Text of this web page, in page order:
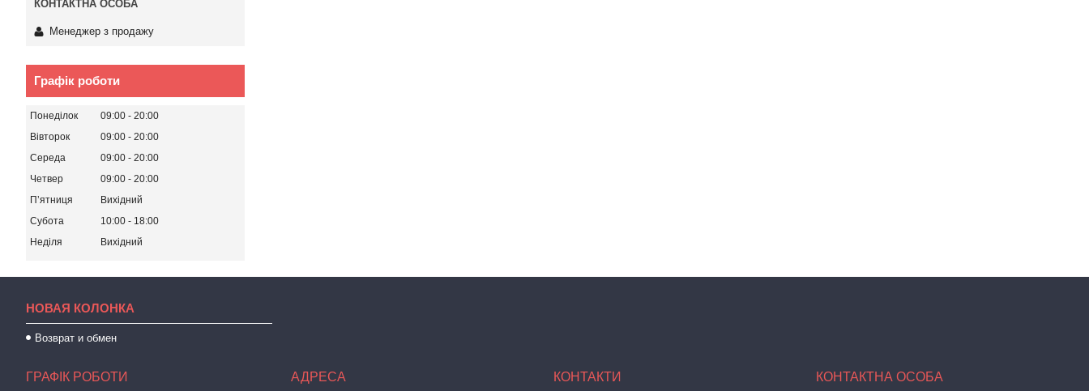
Менеджер з продажу
Графік роботи
Понеділок 09:00
20:00
Вівторок
09:00
20:00
Середа
09:00
20:00
Четвер
09:00
20:00
Пʼятниця
Вихідний
Субота
10:00
18:00
Неділя
Вихідний
НОВАЯ КОЛОНКА
Возврат и обмен
ГРАФІК РОБОТИ